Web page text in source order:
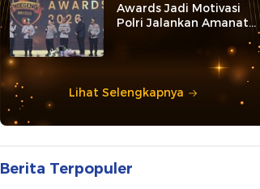
Awards Jadi Motivasi
Polri Jalankan Amanat
Lihat Selengkapnya
Berita Terpopuler